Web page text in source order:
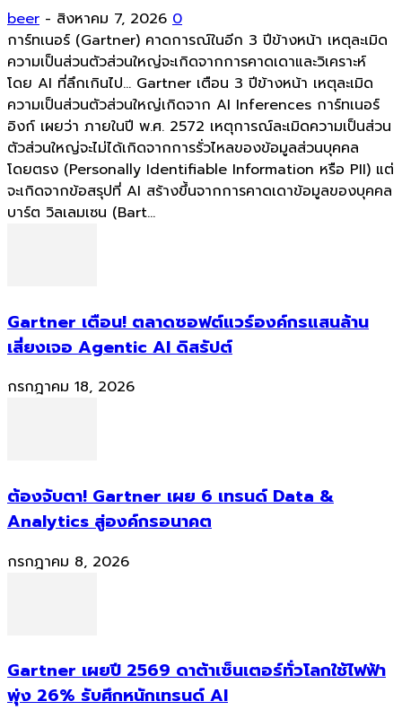
beer - สิงหาคม 7, 2026 0
การ์ทเนอร์ (Gartner) คาดการณ์ในอีก 3 ปีข้างหน้า เหตุละเมิด
ความเป็นส่วนตัวส่วนใหญ่จะเกิดจากการคาดเดาและวิเคราะห์
โดย AI ที่ลึกเกินไป... Gartner เตือน 3 ปีข้างหน้า เหตุละเมิด
ความเป็นส่วนตัวส่วนใหญ่เกิดจาก AI Inferences การ์ทเนอร์
อิงก์ เผยว่า ภายในปี พ.ศ. 2572 เหตุการณ์ละเมิดความเป็นส่วน
ตัวส่วนใหญ่จะไม่ได้เกิดจากการรั่วไหลของข้อมูลส่วนบุคคล
โดยตรง (Personally Identifiable Information หรือ PII) แต่
จะเกิดจากข้อสรุปที่ AI สร้างขึ้นจากการคาดเดาข้อมูลของบุคคล
บาร์ต วิลเลมเซน (Bart...
Gartner เตือน! ตลาดซอฟต์แวร์องค์กรแสนล้าน
เสี่ยงเจอ Agentic AI ดิสรัปต์
กรกฎาคม 18, 2026
ต้องจับตา! Gartner เผย 6 เทรนด์ Data &
Analytics สู่องค์กรอนาคต
กรกฎาคม 8, 2026
Gartner เผยปี 2569 ดาต้าเซ็นเตอร์ทั่วโลกใช้ไฟฟ้า
พุ่ง 26% รับศึกหนักเทรนด์ AI